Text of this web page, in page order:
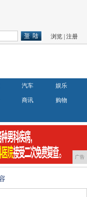
浏览 |注册
汽车 娱乐
商讯 购物
广告